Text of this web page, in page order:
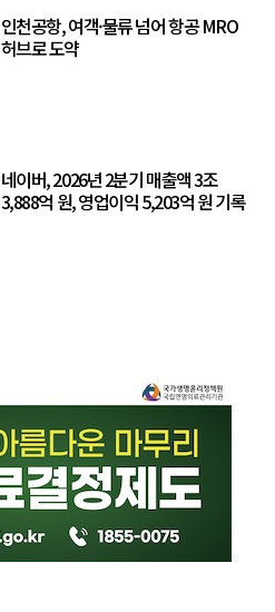
인천공항, 여객·물류 넘어 항공 MRO
허브로 도약
네이버, 2026년 2분기 매출액 3조
3,888억 원, 영업이익 5,203억 원 기록